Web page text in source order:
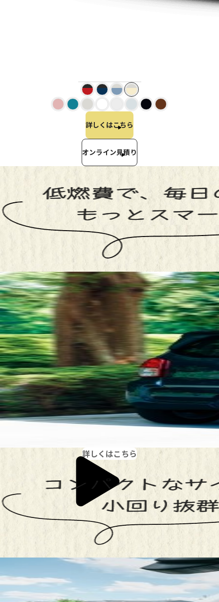
詳しくはこちら
オンライン見積り
走行・環境性能
詳しくはこちら
室内空間・快適性
コンパクトなサイズで、小回り抜群！